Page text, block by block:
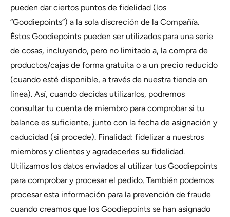
pueden dar ciertos puntos de fidelidad (los
“Goodiepoints”) a la sola discreción de la Compañía.
Éstos Goodiepoints pueden ser utilizados para una serie
de cosas, incluyendo, pero no limitado a, la compra de
productos/cajas de forma gratuita o a un precio reducido
(cuando esté disponible, a través de nuestra tienda en
línea). Así, cuando decidas utilizarlos, podremos
consultar tu cuenta de miembro para comprobar si tu
balance es suficiente, junto con la fecha de asignación y
caducidad (si procede). Finalidad: fidelizar a nuestros
miembros y clientes y agradecerles su fidelidad.
Utilizamos los datos enviados al utilizar tus Goodiepoints
para comprobar y procesar el pedido. También podemos
procesar esta información para la prevención de fraude
cuando creamos que los Goodiepoints se han asignado